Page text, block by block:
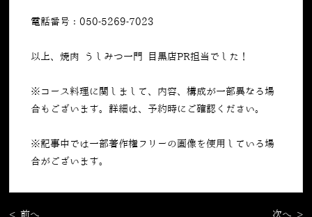
電話番号：050-5269-7023
以上、焼肉 うしみつ一門 目黒店PR担当でした！
※コース料理に関しまして、内容、構成が一部異なる場
合もございます。詳細は、予約時にご確認ください。
※記事中では一部著作権フリーの画像を使用している場
合がございます。